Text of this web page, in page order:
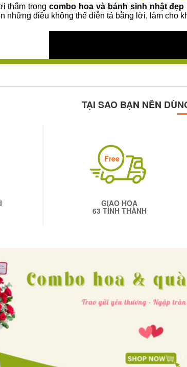
thắm trongcombo hoa và bánh sinh nhật đẹp
những điều không thể diễn tả bằng lời, làm cho
sinh nhật đẹp
chính là trung tâm của mọi
Thổi nến và cắt bánh là một nghi thức không
quan tâm của bạn đến sở thích và khẩu vị của
TẠI SAO BẠN NÊN
Free
GIAO HOA
63 TỈNH THÀNH